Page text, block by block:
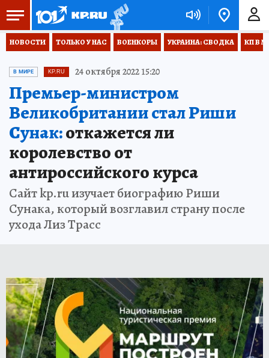
НОВОСТИ ТОЛЬКО У НАС ВОЕНКОРЫ УКРАИНА: СВОДКА КП В
В МИРЕ KP.RU 24 октября 2022 15:20
Премьер-министром
Великобритании стал Риши
Сунак:откажется ли
королевство от
антироссийского курса
Сайт kp.ru изучает биографию Риши
Сунака, который возглавил страну после
ухода Лиз Трасс